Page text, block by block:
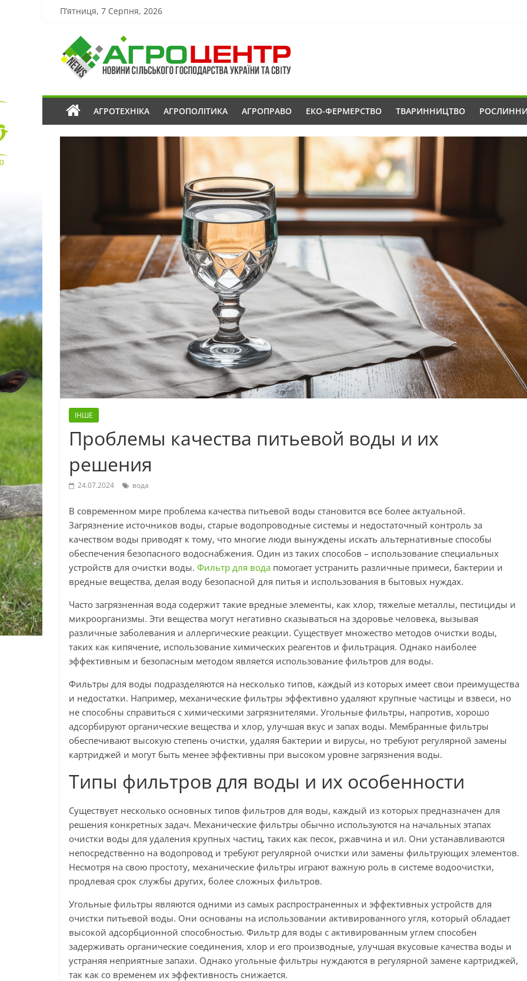
П’ятниця, 7 Серпня, 2026
АГРОТЕХНІКА АГРОПОЛІТИКА АГРОПРАВО ЕКО-ФЕРМЕРСТВО ТВАРИННИЦТВО
ІНШЕ
Проблемы качества питьевой воды и их
решения
24.07.2024 вода
В современном мире проблема качества питьевой воды становится все более актуальной.
Загрязнение источников воды, старые водопроводные системы и недостаточный контроль за
качеством воды приводят к тому, что многие люди вынуждены искать альтернативные способы
обеспечения безопасного водоснабжения. Один из таких способов – использование специальных
устройств для очистки воды. Фильтр для вода помогает устранить различные примеси, бактерии и
вредные вещества, делая воду безопасной для питья и использования в бытовых нуждах.
Часто загрязненная вода содержит такие вредные элементы, как хлор, тяжелые металлы, пестициды и
микроорганизмы. Эти вещества могут негативно сказываться на здоровье человека, вызывая
различные заболевания и аллергические реакции. Существует множество методов очистки воды,
таких как кипячение, использование химических реагентов и фильтрация. Однако наиболее
эффективным и безопасным методом является использование фильтров для воды.
Фильтры для воды подразделяются на несколько типов, каждый из которых имеет свои преимущества
и недостатки. Например, механические фильтры эффективно удаляют крупные частицы и взвеси, но
не способны справиться с химическими загрязнителями. Угольные фильтры, напротив, хорошо
адсорбируют органические вещества и хлор, улучшая вкус и запах воды. Мембранные фильтры
обеспечивают высокую степень очистки, удаляя бактерии и вирусы, но требуют регулярной замены
картриджей и могут быть менее эффективны при высоком уровне загрязнения воды.
Типы фильтров для воды и их особенности
Существует несколько основных типов фильтров для воды, каждый из которых предназначен для
решения конкретных задач. Механические фильтры обычно используются на начальных этапах
очистки воды для удаления крупных частиц, таких как песок, ржавчина и ил. Они устанавливаются
непосредственно на водопровод и требуют регулярной очистки или замены фильтрующих элементов.
Несмотря на свою простоту, механические фильтры играют важную роль в системе водоочистки,
продлевая срок службы других, более сложных фильтров.
Угольные фильтры являются одними из самых распространенных и эффективных устройств для
очистки питьевой воды. Они основаны на использовании активированного угля, который обладает
высокой адсорбционной способностью. Фильтр для воды с активированным углем способен
задерживать органические соединения, хлор и его производные, улучшая вкусовые качества воды и
устраняя неприятные запахи. Однако угольные фильтры нуждаются в регулярной замене картриджей,
так как со временем их эффективность снижается.